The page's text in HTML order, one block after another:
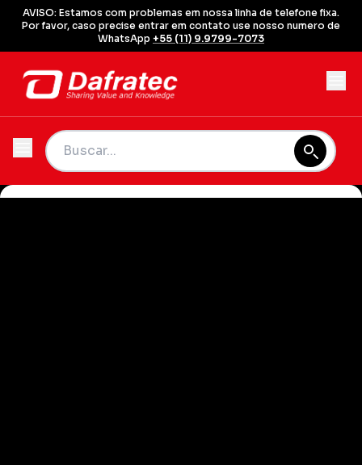
AVISO: Estamos com problemas em nossa linha de telefone fixa.
Por favor, caso precise entrar em contato use nosso numero de
WhatsApp +55 (11) 9.9799-7073